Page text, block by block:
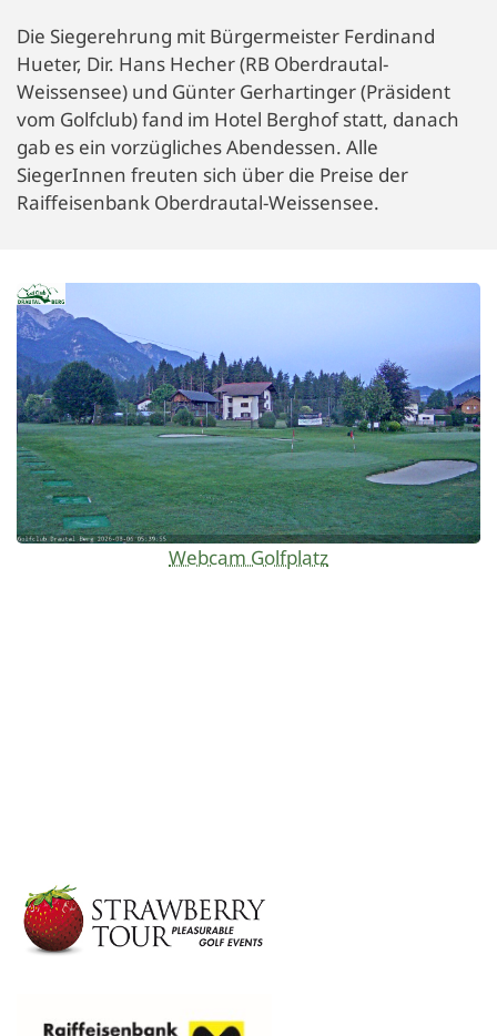
Webcam Golfplatz
Die Siegerehrung mit Bürgermeister Ferdinand
Hueter, Dir. Hans Hecher (RB Oberdrautal-
Weissensee) und Günter Gerhartinger (Präsident
vom Golfclub) fand im Hotel Berghof statt, danach
gab es ein vorzügliches Abendessen. Alle
SiegerInnen freuten sich über die Preise der
Raiffeisenbank Oberdrautal-Weissensee.